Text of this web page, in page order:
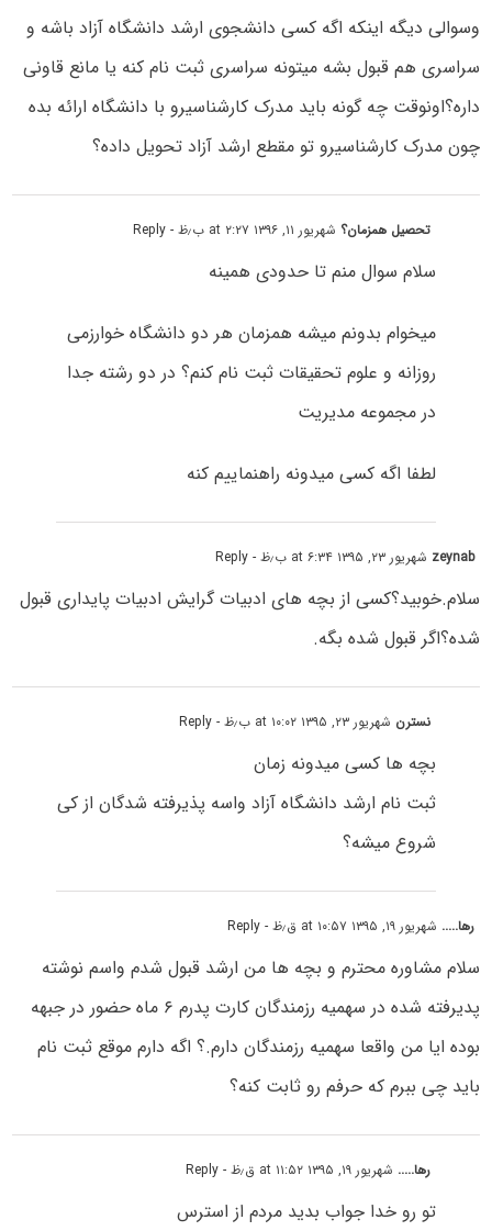
وسوالی دیگه اینکه اگه کسی دانشجوی ارشد دانشگاه آزاد باشه و
سراسری هم قبول بشه میتونه سراسری ثبت نام کنه یا مانع قاونی
داره؟اونوقت چه گونه باید مدرک کارشناسیرو با دانشگاه ارائه بده
چون مدرک کارشناسیرو تو مقطع ارشد آزاد تحویل داده؟
تحصیل همزمان؟ شهریور ۱۱, ۱۳۹۶ at ۲:۲۷ ب٫ظ - Reply
سلام سوال منم تا حدودی همینه
میخوام بدونم میشه همزمان هر دو دانشگاه خوارزمی
روزانه و علوم تحقیقات ثبت نام کنم؟ در دو رشته جدا
در مجموعه مدیریت
لطفا اگه کسی میدونه راهنماییم کنه
zeynab شهریور ۲۳, ۱۳۹۵ at ۶:۳۴ ب٫ظ - Reply
سلام.خوبید؟کسی از بچه های ادبیات گرایش ادبیات پایداری قبول
شده؟اگر قبول شده بگه.
نسترن شهریور ۲۳, ۱۳۹۵ at ۱۰:۰۲ ب٫ظ - Reply
بچه ها کسی میدونه زمان
ثبت نام ارشد دانشگاه آزاد واسه پذیرفته شدگان از کی
شروع میشه؟
رها..... شهریور ۱۹, ۱۳۹۵ at ۱۰:۵۷ ق٫ظ - Reply
سلام مشاوره محترم و بچه ها من ارشد قبول شدم واسم نوشته
پدیرفته شده در سهمیه رزمندگان کارت پدرم ۶ ماه حضور در جبهه
بوده ایا من واقعا سهمیه رزمندگان دارم.؟ اگه دارم موقع ثبت نام
باید چی ببرم که حرفم رو ثابت کنه؟
رها..... شهریور ۱۹, ۱۳۹۵ at ۱۱:۵۲ ق٫ظ - Reply
تو رو خدا جواب بدید مردم از استرس